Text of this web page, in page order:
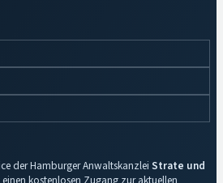
der Hamburger Anwaltskanzlei Strate und